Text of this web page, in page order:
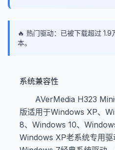
🔥 热门驱动：已被下载超过
本。
系统兼容性
AVerMedia H323
版适用于Windows XP、
8、Windows 10、
Windows XP老系统专用驱